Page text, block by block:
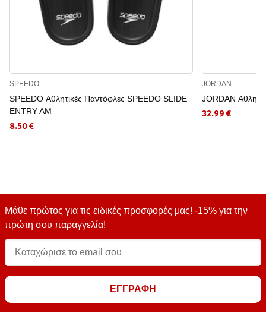
SPEEDO
SPEEDO Αθλητικές Παντόφλες SPEEDO SLIDE
ENTRY AM
8.50 €
JORDAN
JORDAN
32.99 €
Μάθε πρώτος για τις ειδικές προσφορές μας! -15% για την
πρώτη σου παραγγελία!
ΕΓΓΡΑΦΗ